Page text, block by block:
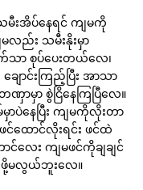
မီးအိပ်နေရင် ကျမကို
လည်း သမီးနိုးမှာ
သာ စုပ်ပေးတယ်လေ၊
ာင်းကြည့်ပြီး အာသာ
ာမှာ စွဲငြိနေကြပြီလေ။
ပဲနေပြီး ကျမကိုလိုးတာ
ထောင်လိုးရင်း ဖင်ထဲ
လေး ကျမဖင်ကိုချချင်
ဖို့မလွယ်ဘူးလေ။